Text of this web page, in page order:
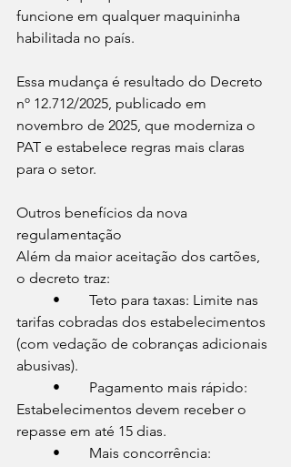
funcione em qualquer maquininha
habilitada no país.
Essa mudança é resultado do Decreto
nº 12.712/2025, publicado em
novembro de 2025, que moderniza o
PAT e estabelece regras mais claras
para o setor.
Outros benefícios da nova
regulamentação
Além da maior aceitação dos cartões,
o decreto traz:
tarifas cobradas dos estabelecimentos
(com vedação de cobranças adicionais
abusivas).
Estabelecimentos devem receber o
repasse em até 15 dias.